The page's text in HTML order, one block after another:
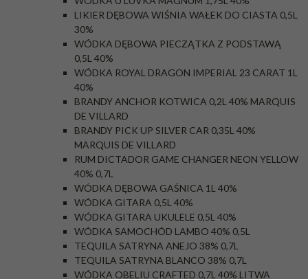
LIKIER DĘBOWA WIŚNIA WAŁEK DO CIASTA 0,5L
30%
WÓDKA DĘBOWA PIECZĄTKA Z PODSTAWĄ
0,5L 40%
WÓDKA ROYAL DRAGON IMPERIAL 23 CARAT 1L
40%
BRANDY ANCHOR KOTWICA 0,2L 40% MARQUIS
DE VILLARD
BRANDY PICK UP SILVER CAR 0,35L 40%
MARQUIS DE VILLARD
RUM DICTADOR GAME CHANGER NEON YELLOW
40% 0,7L
WÓDKA DĘBOWA GAŚNICA 1L 40%
WÓDKA GITARA 0,5L 40%
WÓDKA GITARA UKULELE 0,5L 40%
WÓDKA SAMOCHÓD LAMBO 40% 0,5L
TEQUILA SATRYNA ANEJO 38% 0,7L
TEQUILA SATRYNA BLANCO 38% 0,7L
WÓDKA OBELIU CRAFTED 0,7L 40% LITWA